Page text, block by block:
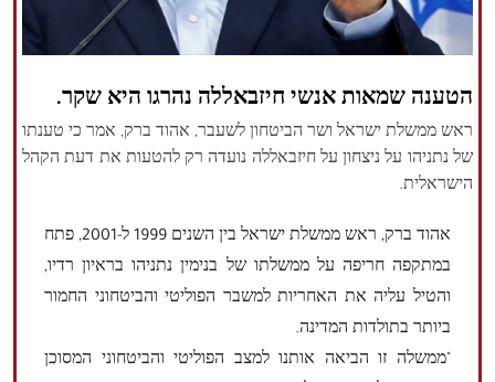
הטענה שמאות אנשי חיזבאללה נהרגו היא שקר.
ראש ממשלת ישראל ושר הביטחון לשעבר, אהוד ברק, אמר כי טענתו
של נתניהו על ניצחון על חיזבאללה נועדה רק להטעות את דעת הקהל
הישראלית.
אהוד ברק, ראש ממשלת ישראל בין השנים 1999 ל-2001, פתח
במתקפה חריפה על ממשלתו של בנימין נתניהו בראיון רדיו,
והטיל עליה את האחריות למשבר הפוליטי והביטחוני החמור
ביותר בתולדות המדינה.
"ממשלה זו הביאה אותנו למצב הפוליטי והביטחוני המסוכן